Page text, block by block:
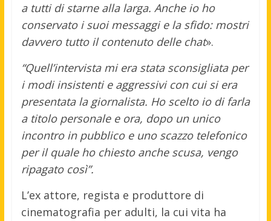
a tutti di starne alla larga. Anche io ho
conservato i suoi messaggi e la sfido: mostri
davvero tutto il contenuto delle chat».
“Quell’intervista mi era stata sconsigliata per
i modi insistenti e aggressivi con cui si era
presentata la giornalista. Ho scelto io di farla
a titolo personale e ora, dopo un unico
incontro in pubblico e uno scazzo telefonico
per il quale ho chiesto anche scusa, vengo
ripagato così”.
L’ex attore, regista e produttore di
cinematografia per adulti, la cui vita ha